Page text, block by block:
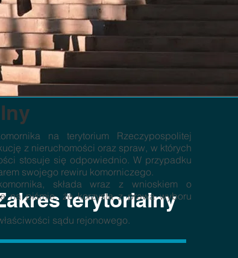
terytorialny
na terytorium Rzeczypospolitej
z nieruchomości oraz spraw, w których
stosuje się odpowiednio. W przypadku
swojego rewiru komorniczego.
składa wraz z wnioskiem o
na piśmie, że korzysta z prawa wyboru
sądu rejonowego.